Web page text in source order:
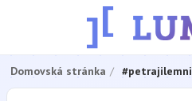
Domovská stránka